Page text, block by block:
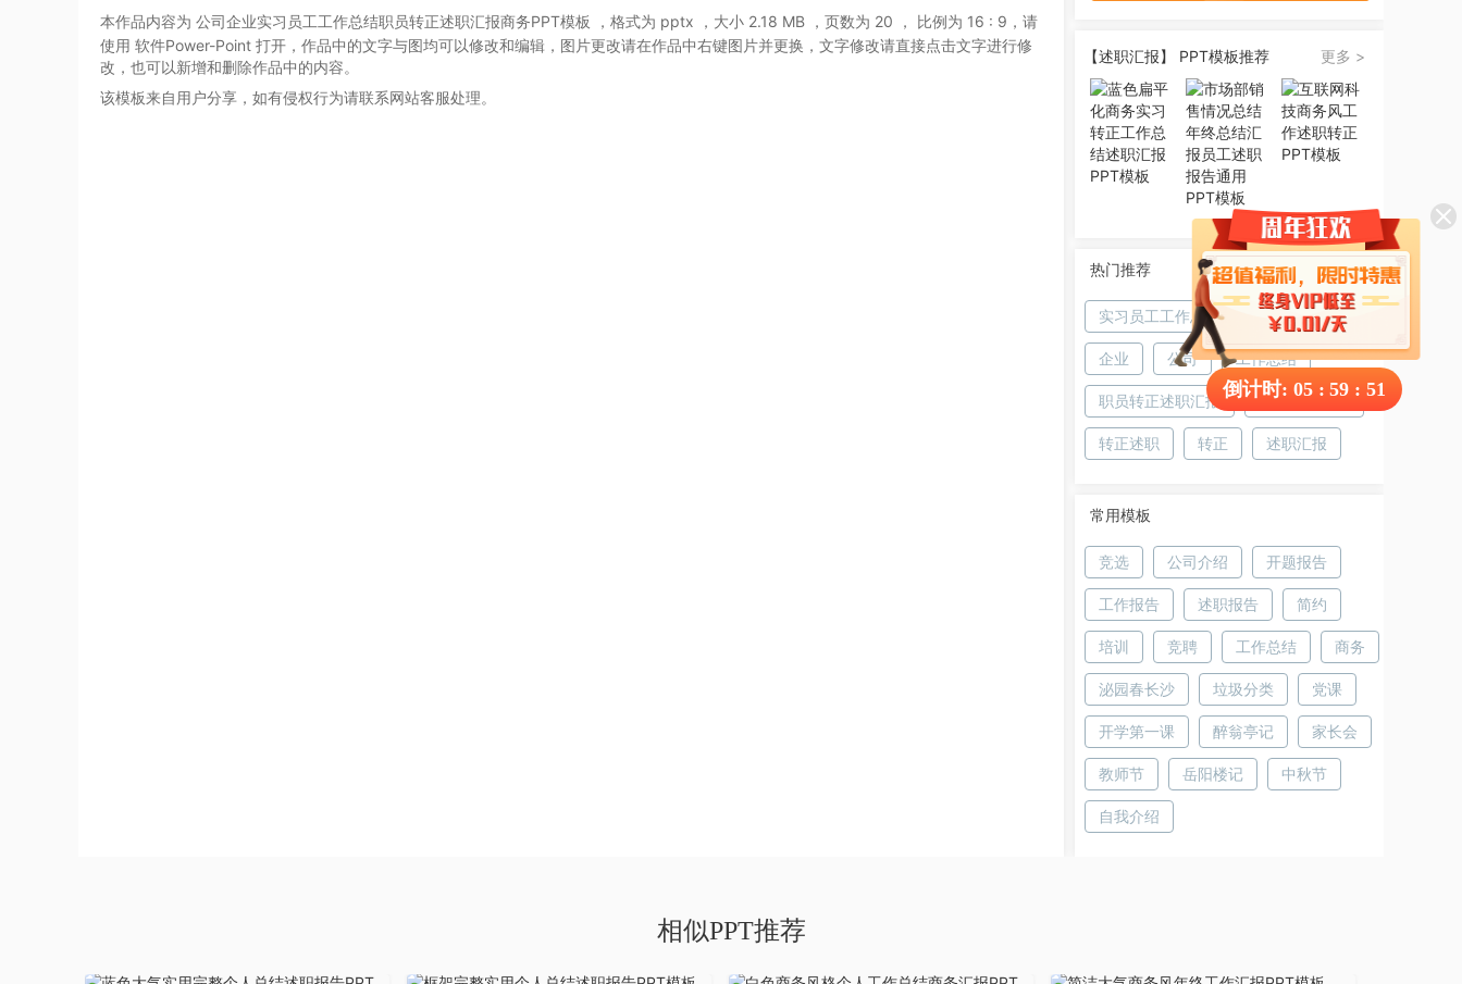
本作品内容为 公司企业实习员工工作总结职员转正述职汇报商务PPT模板
，格式为 pptx ，大小 2.18 MB ，页数为 20 ， 比例为 16 : 9 ，请
使用 软件Power-Point 打开，作品中的文字与图均可以修改和编辑，图片更改请在作品中右键图片并更换，文字修改请直接点击文字进行修
改，也可以新增和删除作品中的内容。
该模板来自用户分享，如有侵权行为请联系网站客服处理。
【述职汇报】 PPT模板推荐 更多 >
热门推荐
实习员工工作总结 员工工作总结
企业 公司 工作总结
职员转正述职汇报 转正述职汇报
转正述职 转正 述职汇报
常用模板
竞选 公司介绍 开题报告
工作报告 述职报告 简约
培训 竞聘 工作总结 商务
泌园春长沙 垃圾分类 党课
开学第一课 醉翁亭记 家长会
教师节 岳阳楼记 中秋节
自我介绍
相似PPT推荐
倒计时: 05 : 59 : 51